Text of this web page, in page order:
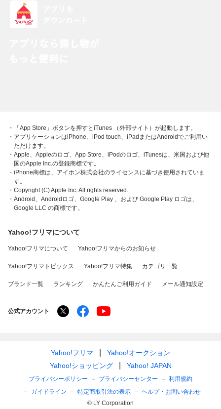
・「App Store」ボタンを押すとiTunes （外部サイト）が起動します。
・アプリケーションはiPhone、iPod touch、iPadまたはAndroidでご利用い
ただけます。
・Apple、Appleのロゴ、App Store、iPodのロゴ、iTunesは、米国および他
国のApple Inc.の登録商標です。
・iPhone商標は、アイホン株式会社のライセンスに基づき使用されていま
す。
・Copyright (C) Apple Inc. All rights reserved.
・Android、Androidロゴ、Google Play 、および Google Play ロゴは、
Google LLC の商標です。
Yahoo!フリマについて
Yahoo!フリマについて Yahoo!フリマからのお知らせ
Yahoo!フリマトピックス Yahoo!フリマ特集 カテゴリ一覧
ブランド一覧 ランキング かんたんご利用ガイド メール通知設定
公式アカウント
Yahoo!フリマ
Yahoo!オークション
Yahoo!ショッピング
Yahoo! JAPAN
プライバシーポリシー プライバシーセンター
利用規約
ガイドライン
特定商取引法の表示
ヘルプ・お問い合わせ
© LY Corporation